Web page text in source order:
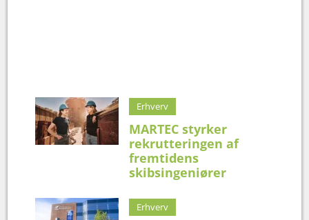
Erhverv
MARTEC styrker
rekrutteringen af
fremtidens
skibsingeniører
Erhverv